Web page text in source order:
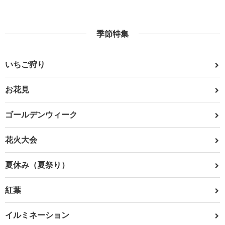
季節特集
いちご狩り
お花見
ゴールデンウィーク
花火大会
夏休み（夏祭り）
紅葉
イルミネーション